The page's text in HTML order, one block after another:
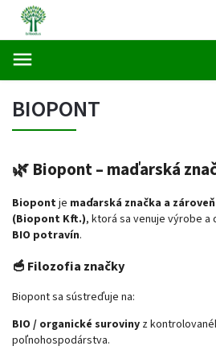
BIOPONT
🌿 Biopont – maďarská
Biopontje maďarská značka a
(Biopont Kft.), ktorá sa venuje výrobe a
BIO potravín.
🥣 Filozofia značky
Biopont sa sústreďuje na:
BIO / organické suroviny z
poľnohospodárstva.